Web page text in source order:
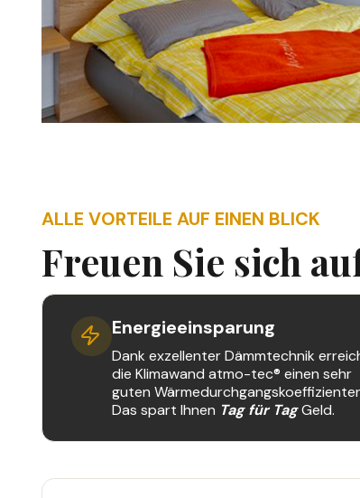
ALLE VORTEILE AUF EINEN BLICK
Freuen Sie sich
Energieeinsparung
Dank exzellenter Dämm­technik
die Klimawand atmo-tec® einen sehr
guten
Das spart Ihnen Tag für TagGeld.